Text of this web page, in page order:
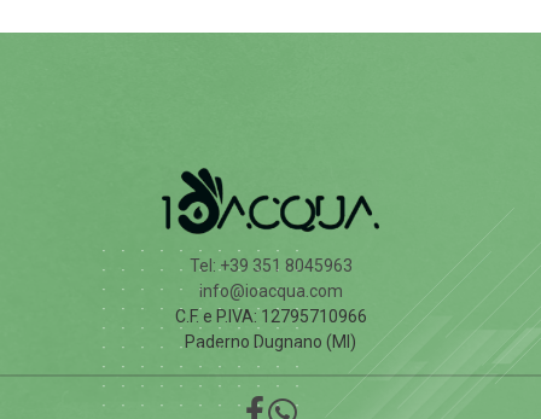
Tel: +39 351 8045963
info@ioacqua.com
C.F. e P.IVA: 12795710966
Paderno Dugnano (MI)